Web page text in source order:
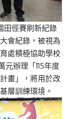
田徑賽刷新紀錄
會紀錄，被視為
處積極協助學校
辦理「115年度
畫」，將用於改
層訓練環境。